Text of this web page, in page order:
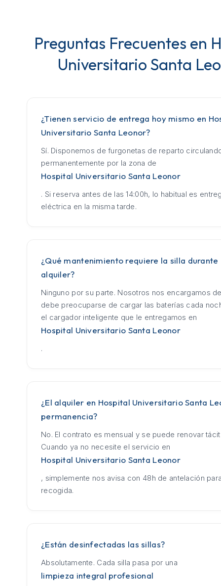
Preguntas Frecuentes en
Universitario Santa
¿Tienen servicio de entrega hoy mismo en
Universitario Santa Leonor?
Sí. Disponemos de furgonetas de reparto
permanentemente por la zona de
Hospital Universitario Santa Leonor
. Si reserva antes de las 14:00h, lo habitual es
eléctrica en la misma tarde.
¿Qué mantenimiento requiere la silla durante
alquiler?
Ninguno por su parte. Nosotros nos encargamos
debe preocuparse de cargar las baterías cada
el cargador inteligente que le entregamos en
Hospital Universitario Santa Leonor
.
¿El alquiler en Hospital Universitario Santa
permanencia?
No. El contrato es mensual y se puede renovar
Cuando ya no necesite el servicio en
Hospital Universitario Santa Leonor
, simplemente nos avisa con 48h de antelación
recogida.
¿Están desinfectadas las sillas?
Absolutamente. Cada silla pasa por una
limpieza integral profesional